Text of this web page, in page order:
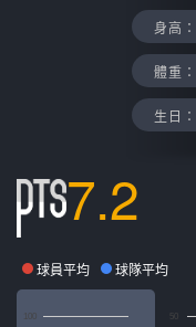
身高：
體重：
生日：
7.2
球員平均 球隊平均
50